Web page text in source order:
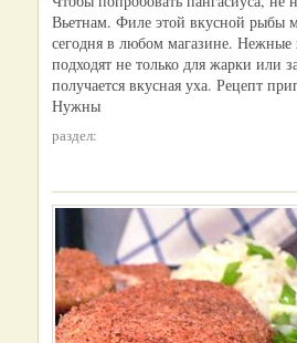
Вьетнам. Филе этой вкусной рыбы
сегодня в любом магазине.
подходят не только для жарки или
получается вкусная уха. Рецепт
Нужны
раздел: